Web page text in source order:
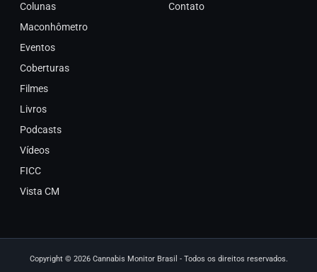
Colunas
Maconhômetro
Eventos
Coberturas
Filmes
Livros
Podcasts
Vídeos
FICC
Vista CM
Contato
Copyright © 2026 Cannabis Monitor Brasil - Todos os direitos reservados.